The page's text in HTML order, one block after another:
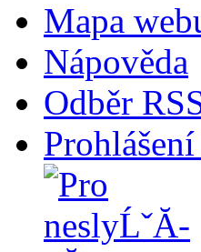
Mapa
Nápověda
Odběr